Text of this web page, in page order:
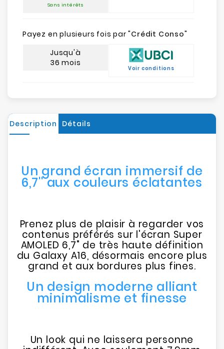
Sans intérêts
Payez en plusieurs fois par "Crédit Conso"
Jusqu'à
36 mois
Voir conditions
Description Détails
Un grand écran immersif de
6,7'' aux couleurs éclatantes
Prenez plus de plaisir à regarder vos
contenus préférés sur l'écran Super
AMOLED 6,7" de très haute définition
du Galaxy A16, désormais encore plus
grand et aux bordures plus fines.
Un design moderne alliant
minimalisme et finesse
Un look qui ne laissera personne